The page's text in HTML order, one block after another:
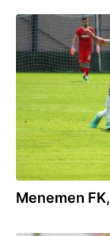
17.03.2024
Menemen